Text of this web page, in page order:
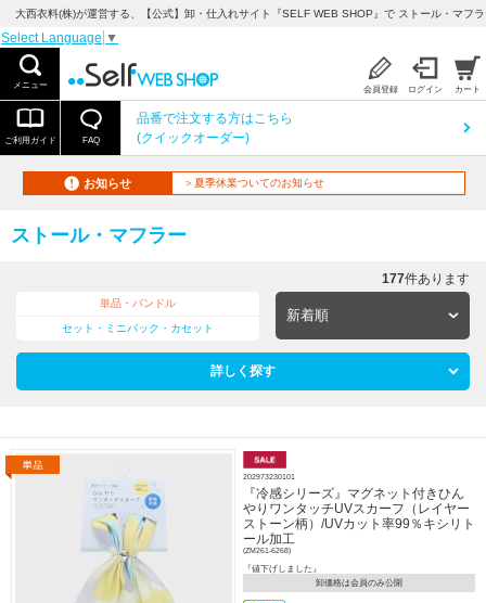
大西衣料(株)が運営する、【公式】卸・仕入れサイト『SELF WEB SHOP』で ストール・マフ
Select Language ▼
メニュー 会員登録 ログイン カート
ご利用ガイド FAQ
品番で注文する方はこちら
(クイックオーダー)
お知らせ ＞夏季休業ついてのお知らせ
ストール・マフラー
単品・バンドル
セット・ミニパック・カセット
詳しく探す
177件あります
202973230101
『冷感シリーズ』マグネット付きひん
やりワンタッチUVスカーフ（レイヤー
ストーン柄）/UVカット率99％キシリト
ール加工
(ZM261-6268)
『値下げしました』
卸価格は会員のみ公開